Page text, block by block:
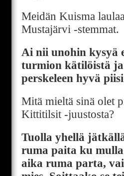
Meidän Kuisma
Mustajärvi -stemmat.
Ai nii unohin kysyä
turmion kätilöistä ja
perskeleen hyvä
Mitä mieltä sinä olet
Kittitilsit -juustosta?
Tuolla yhellä
ruma paita ku
aika ruma parta,